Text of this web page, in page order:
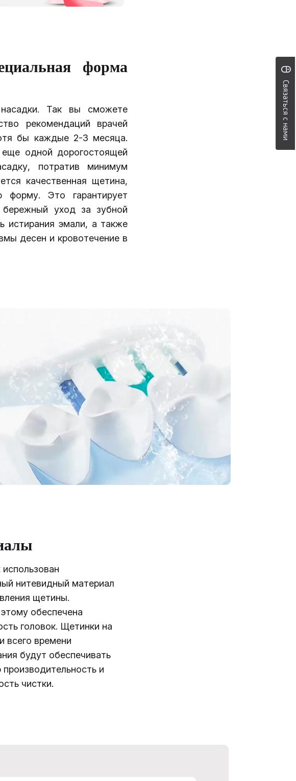
Связаться с нами
форма
Так вы сможете
рекомендаций врачей
бы каждые 2-3 месяца.
одной дорогостоящей
потратив минимум
качественная щетина,
форму. Это гарантирует
уход за зубной
истирания эмали, а также
десен и кровотечение в
нитевидный материал
щетины.
обеспечена
головок. Щетинки на
всего времени
будут обеспечивать
и
чистки.